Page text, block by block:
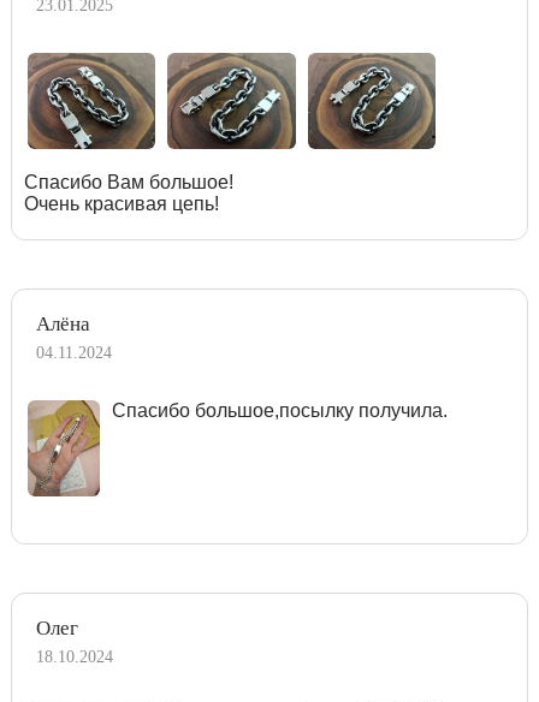
23.01.2025
Спасибо Вам большое!
Очень красивая цепь!
Алёна
04.11.2024
Спасибо большое,посылку получила.
Олег
18.10.2024